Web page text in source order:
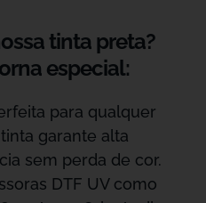
tinta preta?
especial:
para qualquer
garante alta
sem perda de cor.
DTF UV como